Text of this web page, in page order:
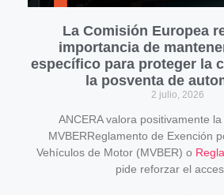
La Comisión Europea
importancia de
específico para proteger la
la posventa de
2 julio, 2026
ANCERA valora positivamente
MVBERReglamento de Exención
Vehículos de Motor (MVBER) o
pide reforzar el